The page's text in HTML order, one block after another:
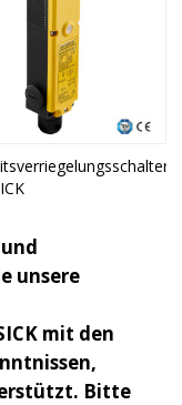
unsere
mit den
Bitte